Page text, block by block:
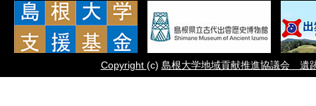
Copyright (c) 島根大学地域貢献推進協議会 遺